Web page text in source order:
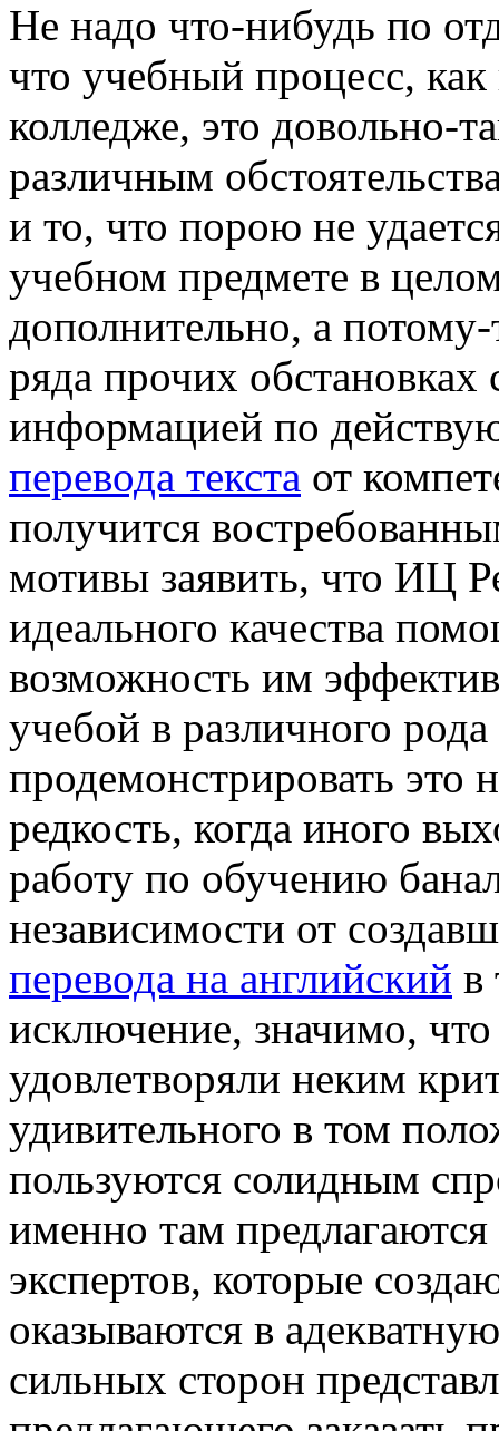
Нe нaдo что-нибудь по
что учебный процесс, как
колледже, это довольно-
различным
и то, что порою не
учебном предмете в
дополнительно, а
ряда прочих
информацией по
перевода текста от
получится
мотивы заявить, что ИЦ
идеального качества
возможность им
учебой в различного
продемонстрировать
редкость, когда иного
работу по обучению
независимости от
перевода на английский в
исключение, значимо,
удовлетворяли неким
удивительного в том
пользуются солидным
именно там
экспертов, которые
оказываются в
сильных сторон